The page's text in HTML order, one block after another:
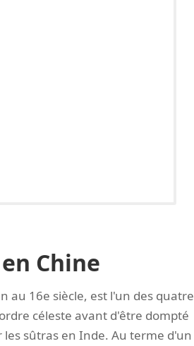
Chine
au 16e siècle, est l'un des quatre
céleste avant d'être dompté
sûtras en Inde. Au terme d'un